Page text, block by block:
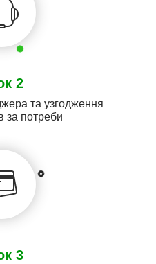
2
та узгодження
за потреби
3